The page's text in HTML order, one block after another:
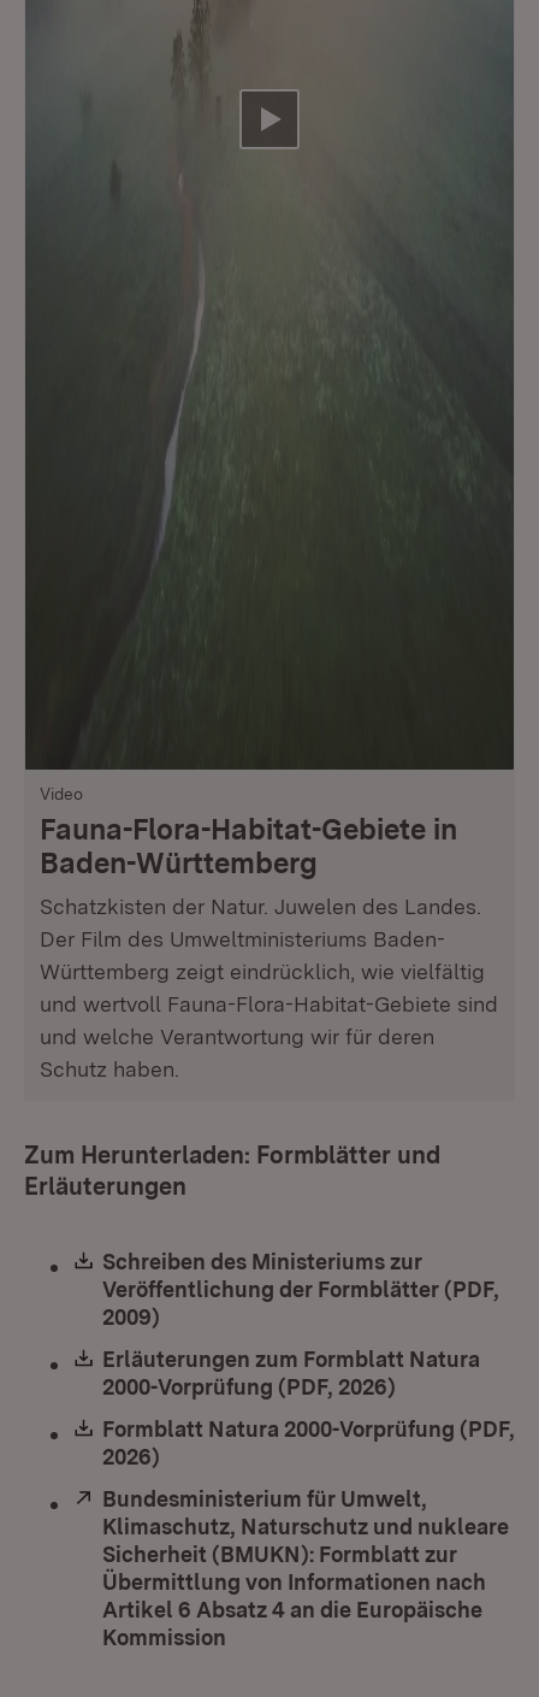
Video abspielen
Video
Fauna-Flora-Habitat-Gebiete in
Baden-Württemberg
Schatzkisten der Natur. Juwelen des Landes.
Der Film des Umweltministeriums Baden-
Württemberg zeigt eindrücklich, wie vielfältig
und wertvoll Fauna-Flora-Habitat-Gebiete sind
und welche Verantwortung wir für deren
Schutz haben.
Zum Herunterladen: Formblätter und
Erläuterungen
Download:
Schreiben des Ministeriums zur
Veröffentlichung der Formblätter (PDF,
2009)
Download:
Erläuterungen zum Formblatt Natura
2000-Vorprüfung (PDF, 2026)
Download:
Formblatt Natura 2000-Vorprüfung (PDF,
2026)
Extern:
Bundesministerium für Umwelt,
Klimaschutz, Naturschutz und nukleare
Sicherheit (BMUKN): Formblatt zur
Übermittlung von Informationen nach
Artikel 6 Absatz 4 an die Europäische
Kommission